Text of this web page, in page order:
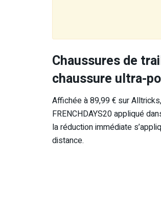
Chaussures de
chaussure ultra-
Affichée à 89,99 € sur
FRENCHDAYS20 appliqué
la réduction immédiate
distance.